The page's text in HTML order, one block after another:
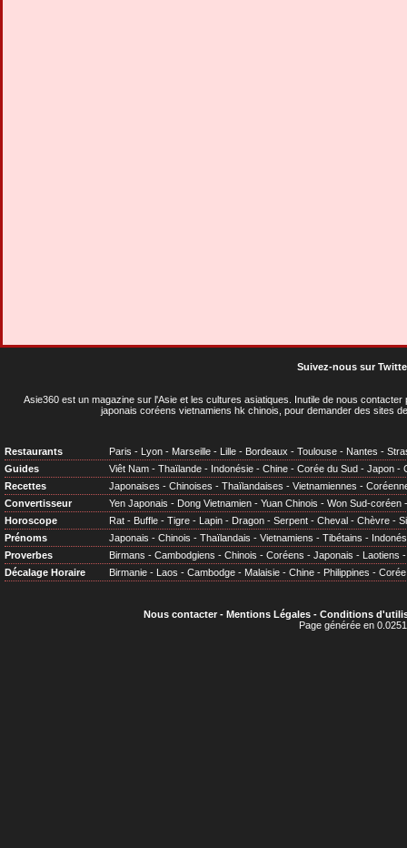
Suivez-nous sur
Asie360 est un magazine sur l'Asie et les cultures asiatiques . Inutile de nous
japonais coréens vietnamiens hk chinois, pour demander des sites
Restaurants Paris - Lyon - Marseille - Lille - Bordeaux - Toulouse - Nantes -
Guides
Viêt Nam - Thaïlande - Indonésie - Chine - Corée du Sud - Japon -
Recettes
Japonaises - Chinoises - Thaïlandaises - Vietnamiennes -
Convertisseur
Yen Japonais - Dong Vietnamien - Yuan Chinois - Won Sud-coréen
Horoscope
Rat - Buffle - Tigre - Lapin - Dragon - Serpent - Cheval - Chèvre -
Prénoms
Japonais - Chinois - Thaïlandais - Vietnamiens - Tibétains -
Proverbes
Birmans - Cambodgiens - Chinois - Coréens - Japonais - Laotiens
Décalage Horaire
Birmanie - Laos - Cambodge - Malaisie - Chine - Philippines - Corée
Nous contacter- Mentions Légales- Conditions
Page générée en